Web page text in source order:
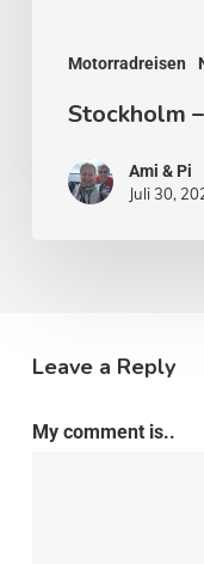
Motorradreisen
Stockholm
Ami & Pi
Juli 30,
Leave a Reply
My comment is..